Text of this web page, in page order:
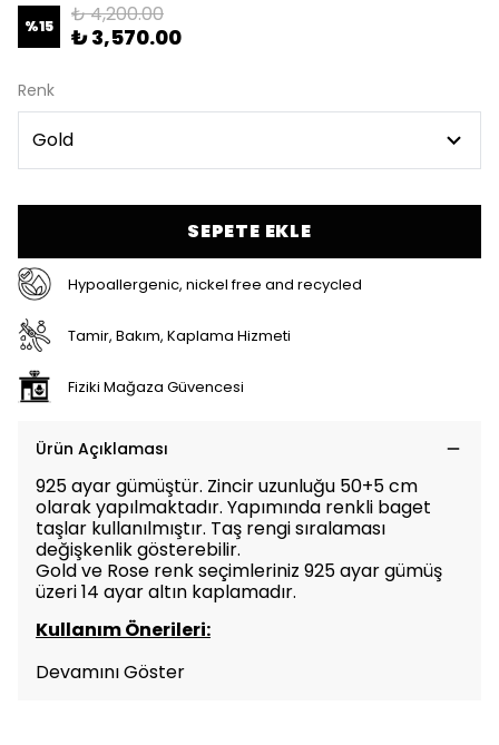
%15 ₺ 4,200.00
₺ 3,570.00
Renk
SEPETE EKLE
Hypoallergenic, nickel free and recycled
Tamir, Bakım, Kaplama Hizmeti
Fiziki Mağaza Güvencesi
Ürün Açıklaması
925 ayar gümüştür. Zincir uzunluğu 50+5 cm
olarak yapılmaktadır. Yapımında renkli baget
taşlar kullanılmıştır. Taş rengi sıralaması
değişkenlik gösterebilir.
Gold ve Rose renk seçimleriniz 925 ayar gümüş
üzeri 14 ayar altın kaplamadır.
Kullanım Önerileri:
Devamını Göster